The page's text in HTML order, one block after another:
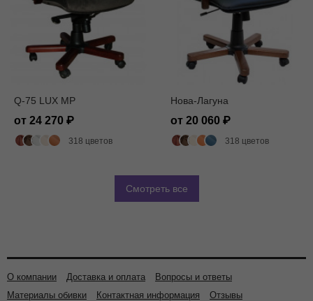
Q-75 LUX MP
от 24 270
318 цветов
Нова-Лагуна
от 20 060
318 цветов
Смотреть все
О компании Доставка и оплата
Вопросы и ответы
Материалы обивки
Контактная информация Отзывы